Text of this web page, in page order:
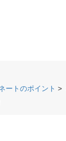
ートのポイント >